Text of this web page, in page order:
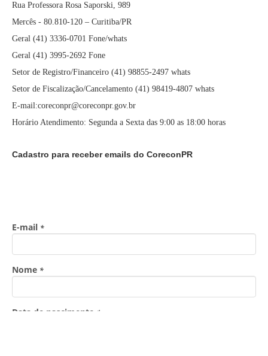
Rua Professora Rosa Saporski, 989
Mercês - 80.810-120 – Curitiba/PR
Geral (41) 3336-0701 Fone/whats
Geral (41) 3995-2692 Fone
Setor de Registro/Financeiro (41) 98855-2497 whats
Setor de Fiscalização/Cancelamento (41) 98419-4807 whats
E-mail:coreconpr@coreconpr.gov.br
Horário Atendimento: Segunda a Sexta das 9:00 as 18:00 horas
Cadastro para receber emails do CoreconPR